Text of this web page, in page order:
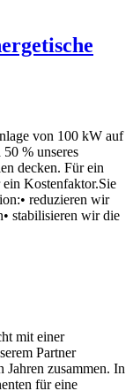
von 100 kW auf
% unseres
decken. Für ein
Kostenfaktor.Sie
reduzieren wir
stabilisieren wir die
mit einer
Partner
zusammen. In
für eine